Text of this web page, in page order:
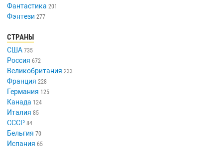
Фантастика 201
Фэнтези 277
СТРАНЫ
США 735
Россия 672
Великобритания 233
Франция 228
Германия 125
Канада 124
Италия 85
СССР 84
Бельгия 70
Испания 65